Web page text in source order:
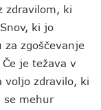
zdravilom, ki
ki jo
za zgoščevanje
je težava v
voljo zdravilo, ki
se mehur